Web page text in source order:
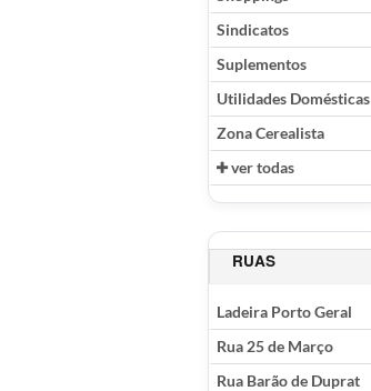
Sindicatos
Suplementos
Utilidades Domésticas
Zona Cerealista
ver todas
RUAS
Ladeira Porto Geral
Rua 25 de Março
Rua Barão de Duprat